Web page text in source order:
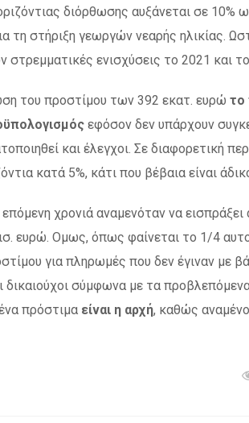
διόρθωσης αυξάνεται σε 10%
τη στήριξη γεωργών νεαρής ηλικίας.
στρεμματικές ενισχύσεις το 2021 και
του προστίμου των 392 εκατ. ευρώ το
εφόσον δεν υπάρχουν
και έλεγχοι. Σε διαφορετική
κατά 5%, κάτι που βέβαια είναι
χρονιά αναμενόταν να
ευρώ. Ομως, όπως φαίνεται το 1/4
για πληρωμές που δεν έγιναν με
δικαιούχοι σύμφωνα με τα
πρόστιμα είναι η αρχή, καθώς